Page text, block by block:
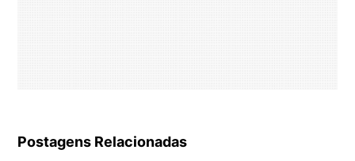
Postagens Relacionadas